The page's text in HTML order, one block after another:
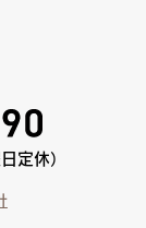
定休）